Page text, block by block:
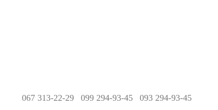
067 313-22-29 099 294-93-45 093 294-93-45